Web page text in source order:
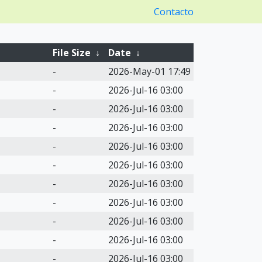
Contacto
File Size ↓ Date ↓
-
2026-May-01 17:49
-
2026-Jul-16 03:00
-
2026-Jul-16 03:00
-
2026-Jul-16 03:00
-
2026-Jul-16 03:00
-
2026-Jul-16 03:00
-
2026-Jul-16 03:00
-
2026-Jul-16 03:00
-
2026-Jul-16 03:00
-
2026-Jul-16 03:00
-
2026-Jul-16 03:00